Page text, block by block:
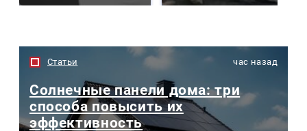
Статьи час назад
Солнечные панели дома: три
способа повысить их
эффективность